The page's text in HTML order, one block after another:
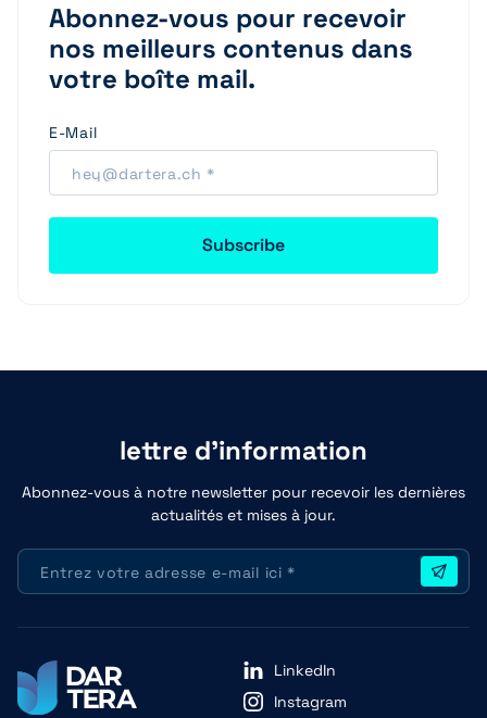
Abonnez-vous pour recevoir
nos meilleurs contenus dans
votre boîte mail.
E-Mail
lettre d'information
Abonnez-vous à notre newsletter pour recevoir les dernières
actualités et mises à jour.
LinkedIn
Instagram